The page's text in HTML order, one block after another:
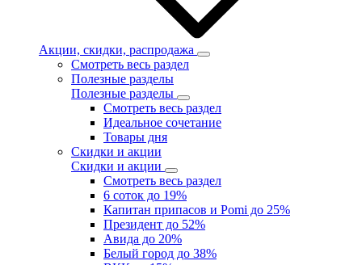
Акции, скидки, распродажа
Смотреть весь раздел
Полезные разделы
Полезные разделы
Смотреть весь раздел
Идеальное сочетание
Товары дня
Скидки и акции
Скидки и акции
Смотреть весь раздел
6 соток до 19%
Капитан припасов и Pomi до 25%
Президент до 52%
Авида до 20%
Белый город до 38%